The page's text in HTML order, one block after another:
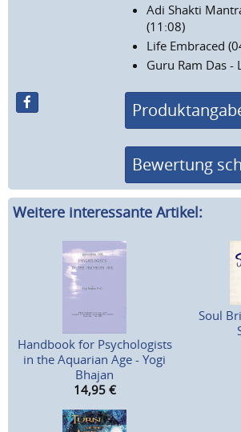
Adi Shakti
(11:08)
Life Embraced
Guru Ram Das -
Bewertung
Weitere interessante Artikel:
Handbook for Psychologists
in the Aquarian Age - Yogi
Bhajan
14,95 €
Soul